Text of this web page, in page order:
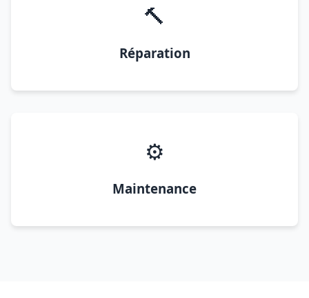
🔨
Réparation
⚙️
Maintenance